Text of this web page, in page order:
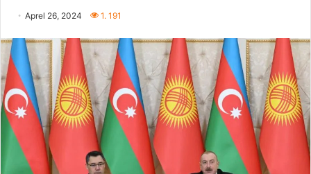
Aprel 26, 2024 1. 191